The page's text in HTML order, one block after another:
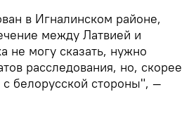
в Игналинском районе,
между Латвией и
не могу сказать, нужно
расследования, но, скорее
с белорусской стороны", —